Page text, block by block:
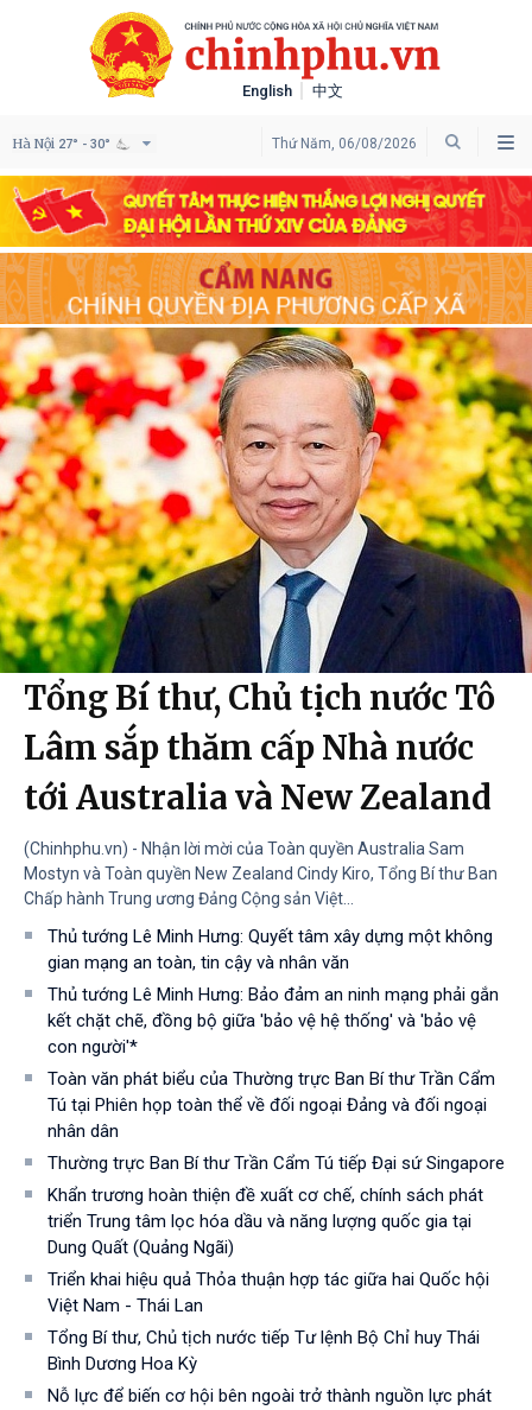
English 中文
Thứ Năm, 06/08/2026
Hà Nội 27° - 30°
Tổng Bí thư, Chủ tịch nước Tô
Lâm sắp thăm cấp Nhà nước
tới Australia và New Zealand
(Chinhphu.vn) - Nhận lời mời của Toàn quyền Australia Sam
Mostyn và Toàn quyền New Zealand Cindy Kiro, Tổng Bí thư Ban
Chấp hành Trung ương Đảng Cộng sản Việt...
Thủ tướng Lê Minh Hưng: Quyết tâm xây dựng một không
gian mạng an toàn, tin cậy và nhân văn
Thủ tướng Lê Minh Hưng: Bảo đảm an ninh mạng phải gắn
kết chặt chẽ, đồng bộ giữa 'bảo vệ hệ thống' và 'bảo vệ
con người'*
Toàn văn phát biểu của Thường trực Ban Bí thư Trần Cẩm
Tú tại Phiên họp toàn thể về đối ngoại Đảng và đối ngoại
nhân dân
Thường trực Ban Bí thư Trần Cẩm Tú tiếp Đại sứ Singapore
Khẩn trương hoàn thiện đề xuất cơ chế, chính sách phát
triển Trung tâm lọc hóa dầu và năng lượng quốc gia tại
Dung Quất (Quảng Ngãi)
Triển khai hiệu quả Thỏa thuận hợp tác giữa hai Quốc hội
Việt Nam - Thái Lan
Tổng Bí thư, Chủ tịch nước tiếp Tư lệnh Bộ Chỉ huy Thái
Bình Dương Hoa Kỳ
Nỗ lực để biến cơ hội bên ngoài trở thành nguồn lực phát